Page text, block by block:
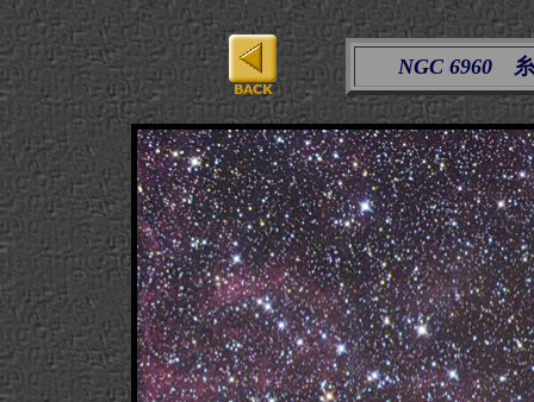
NGC 6960